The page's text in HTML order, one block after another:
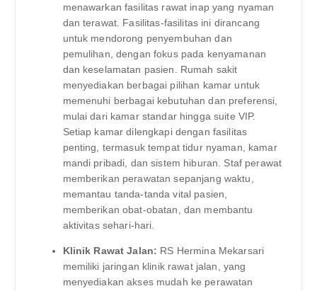
menawarkan fasilitas rawat inap yang nyaman
dan terawat. Fasilitas-fasilitas ini dirancang
untuk mendorong penyembuhan dan
pemulihan, dengan fokus pada kenyamanan
dan keselamatan pasien. Rumah sakit
menyediakan berbagai pilihan kamar untuk
memenuhi berbagai kebutuhan dan preferensi,
mulai dari kamar standar hingga suite VIP.
Setiap kamar dilengkapi dengan fasilitas
penting, termasuk tempat tidur nyaman, kamar
mandi pribadi, dan sistem hiburan. Staf perawat
memberikan perawatan sepanjang waktu,
memantau tanda-tanda vital pasien,
memberikan obat-obatan, dan membantu
aktivitas sehari-hari.
Klinik Rawat Jalan: RS Hermina Mekarsari
memiliki jaringan klinik rawat jalan, yang
menyediakan akses mudah ke perawatan